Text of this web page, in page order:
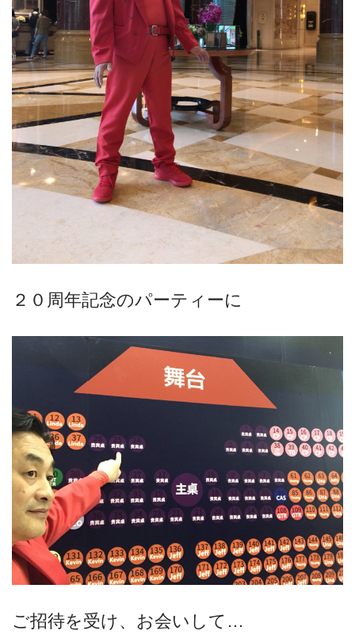
２０周年記念のパーティーに
ご招待を受け、お会いして…